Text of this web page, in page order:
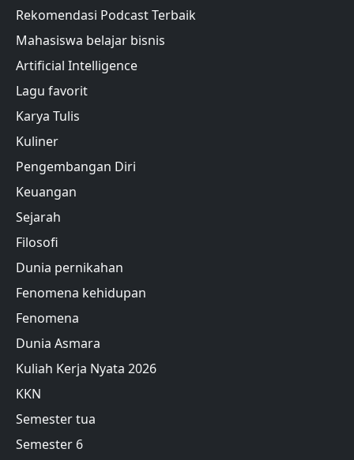
Rekomendasi Podcast Terbaik
Mahasiswa belajar bisnis
Artificial Intelligence
Lagu favorit
Karya Tulis
Kuliner
Pengembangan Diri
Keuangan
Sejarah
Filosofi
Dunia pernikahan
Fenomena kehidupan
Fenomena
Dunia Asmara
Kuliah Kerja Nyata 2026
KKN
Semester tua
Semester 6